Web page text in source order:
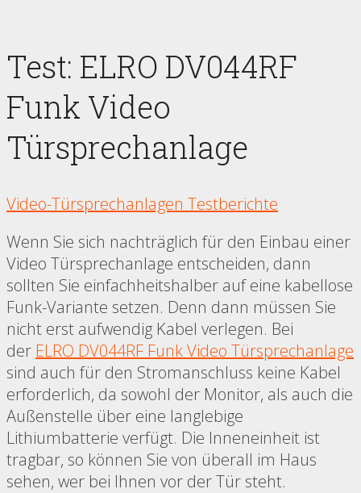
Test: ELRO DV044RF
Funk Video
Türsprechanlage
Video-Türsprechanlagen Testberichte
Wenn Sie sich nachträglich für den Einbau einer
Video Türsprechanlage entscheiden, dann
sollten Sie einfachheitshalber auf eine kabellose
Funk-Variante setzen. Denn dann müssen Sie
nicht erst aufwendig Kabel verlegen. Bei
der ELRO DV044RF Funk Video Türsprechanlage
sind auch für den Stromanschluss keine Kabel
erforderlich, da sowohl der Monitor, als auch die
Außenstelle über eine langlebige
Lithiumbatterie verfügt. Die Inneneinheit ist
tragbar, so können Sie von überall im Haus
sehen, wer bei Ihnen vor der Tür steht.